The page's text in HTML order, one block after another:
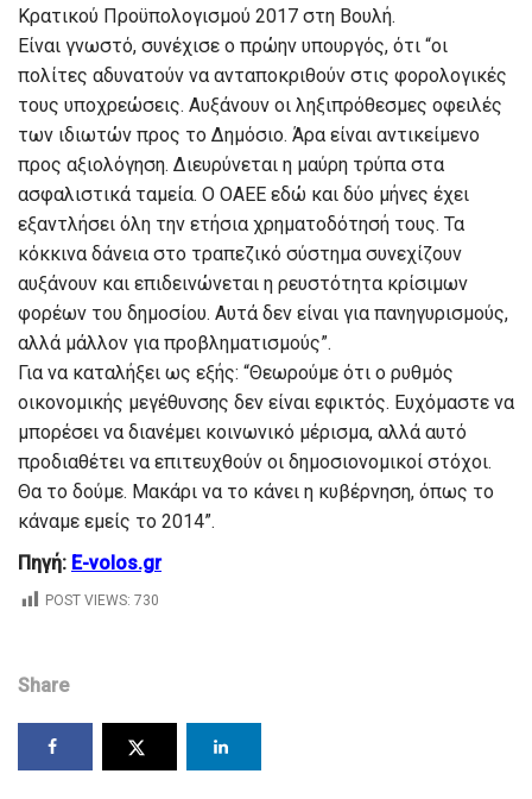
Κρατικού Προϋπολογισμού 2017 στη Βουλή.
Είναι γνωστό, συνέχισε ο πρώην υπουργός, ότι “οι
πολίτες αδυνατούν να ανταποκριθούν στις φορολογικές
τους υποχρεώσεις. Αυξάνουν οι ληξιπρόθεσμες οφειλές
των ιδιωτών προς το Δημόσιο. Άρα είναι αντικείμενο
προς αξιολόγηση. Διευρύνεται η μαύρη τρύπα στα
ασφαλιστικά ταμεία. Ο ΟΑΕΕ εδώ και δύο μήνες έχει
εξαντλήσει όλη την ετήσια χρηματοδότησή τους. Τα
κόκκινα δάνεια στο τραπεζικό σύστημα συνεχίζουν
αυξάνουν και επιδεινώνεται η ρευστότητα κρίσιμων
φορέων του δημοσίου. Αυτά δεν είναι για πανηγυρισμούς,
αλλά μάλλον για προβληματισμούς”.
Για να καταλήξει ως εξής: “Θεωρούμε ότι ο ρυθμός
οικονομικής μεγέθυνσης δεν είναι εφικτός. Ευχόμαστε να
μπορέσει να διανέμει κοινωνικό μέρισμα, αλλά αυτό
προδιαθέτει να επιτευχθούν οι δημοσιονομικοί στόχοι.
Θα το δούμε. Μακάρι να το κάνει η κυβέρνηση, όπως το
κάναμε εμείς το 2014”.
Πηγή: E-volos.gr
POST VIEWS: 730
Share